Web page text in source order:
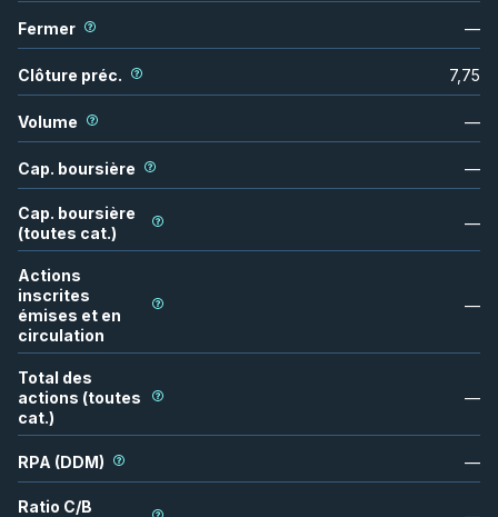
Fermer —
Clôture préc. 7,75
Volume —
Cap. boursière —
Cap. boursière
(toutes cat.)
—
Actions
inscrites
émises et en
circulation
—
Total des
actions (toutes
cat.)
—
RPA (DDM) —
Ratio C/B